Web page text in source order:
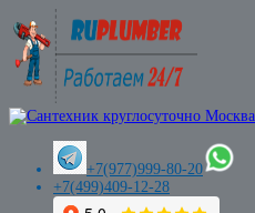
+7(977)999-80-20
+7(499)409-12-28